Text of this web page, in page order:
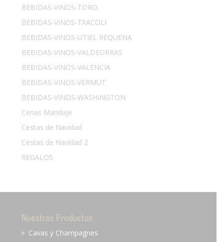
BEBIDAS-VINOS-TORO
BEBIDAS-VINOS-TXACOLI
BEBIDAS-VINOS-UTIEL REQUENA
BEBIDAS-VINOS-VALDEORRAS
BEBIDAS-VINOS-VALENCIA
BEBIDAS-VINOS-VERMUT
BEBIDAS-VINOS-WASHINGTON
Cenas Maridaje
Cestas de Navidad
Cestas de Navidad 2
REGALOS
Nuestros Productos
Cavas y Champagnes